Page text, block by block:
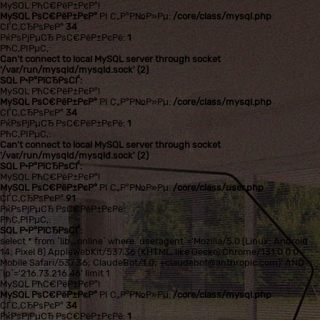
MySQL РћС€РёР±РєР°!
MySQL РѕС€РёР±РєР° РІ С„Р°Р№Р»Рµ: /core/class/mysql.php
СЃС‚СЂРѕРєР° 34
РќРѕРјРµСЂ РѕС€РёР±РєРё: 1
РћС‚РІРµС‚:
Can't connect to local MySQL server through socket
'/var/run/mysqld/mysqld.sock' (2)
SQL Р·Р°РїСЂРѕСЃ:
MySQL РћС€РёР±РєР°!
MySQL РѕС€РёР±РєР° РІ С„Р°Р№Р»Рµ: /core/class/mysql.php
СЃС‚СЂРѕРєР° 34
РќРѕРјРµСЂ РѕС€РёР±РєРё: 1
РћС‚РІРµС‚:
Can't connect to local MySQL server through socket
'/var/run/mysqld/mysqld.sock' (2)
SQL Р·Р°РїСЂРѕСЃ:
MySQL РћС€РёР±РєР°!
MySQL РѕС€РёР±РєР° РІ С„Р°Р№Р»Рµ: /core/class/user.php
СЃС‚СЂРѕРєР° 91
РќРѕРјРµСЂ РѕС€РёР±РєРё:
РћС‚РІРµС‚:
SQL Р·Р°РїСЂРѕСЃ:
select * from `lib_online` where `useragent`='Mozilla/5.0 (Linux; Android
14; Pixel 8) AppleWebKit/537.36 (KHTML, like Gecko) Chrome/131.0.0.0
Mobile Safari/537.36; ClaudeBot/1.0; +claudebot@anthropic.com)' AND
`ip`='216.73.216.46' limit 1
MySQL РћС€РёР±РєР°!
MySQL РѕС€РёР±РєР° РІ С„Р°Р№Р»Рµ:/core/class/mysql.php
СЃС‚СЂРѕРєР°34
РќРѕРјРµСЂ РѕС€РёР±РєРё: 1